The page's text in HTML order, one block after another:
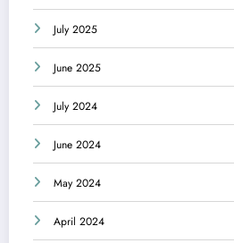
July 2025
June 2025
July 2024
June 2024
May 2024
April 2024